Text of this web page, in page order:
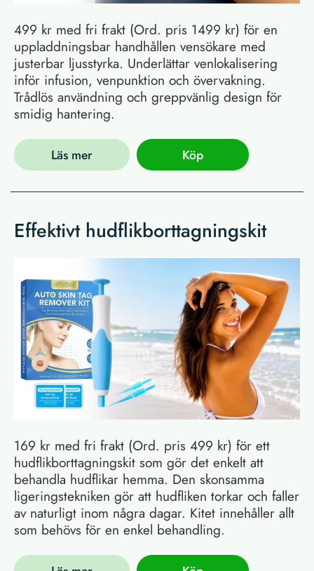
499 kr med fri frakt (Ord. pris 1499 kr) för en
uppladdningsbar handhållen vensökare med
justerbar ljusstyrka. Underlättar venlokalisering
inför infusion, venpunktion och övervakning.
Trådlös användning och greppvänlig design för
smidig hantering.
Läs mer Köp
Effektivt hudflikborttagningskit
169 kr med fri frakt (Ord. pris 499 kr) för ett
hudflikborttagningskit som gör det enkelt att
behandla hudflikar hemma. Den skonsamma
ligeringstekniken gör att hudfliken torkar och faller
av naturligt inom några dagar. Kitet innehåller allt
som behövs för en enkel behandling.